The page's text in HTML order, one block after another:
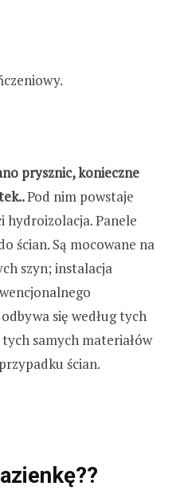
prysznic, konieczne
Pod nim powstaje
hydroizolacja. Panele
ścian. Są mocowane na
szyn; instalacja
się według tych
samych materiałów
ścian.